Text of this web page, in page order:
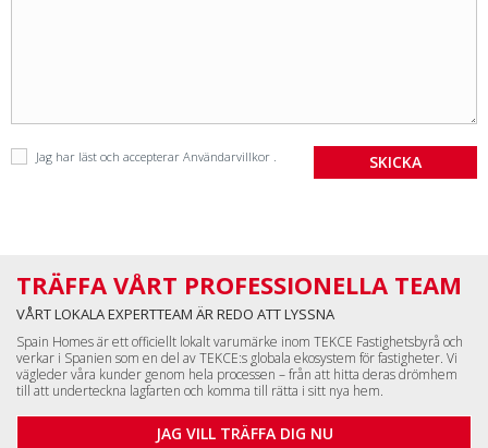
Jag har läst och accepterar Användarvillkor
TRÄFFA VÅRT PROFESSIONELLA TEAM
VÅRT LOKALA EXPERTTEAM ÄR REDO ATT LYSSNA
Spain Homes är ett officiellt lokalt varumärke inom TEKCE Fastighetsbyrå och
verkar i Spanien som en del av TEKCE:s globala ekosystem för fastigheter. Vi
vägleder våra kunder genom hela processen – från att hitta deras drömhem
till att underteckna lagfarten och komma till rätta i sitt nya hem.
JAG VILL TRÄFFA DIG NU